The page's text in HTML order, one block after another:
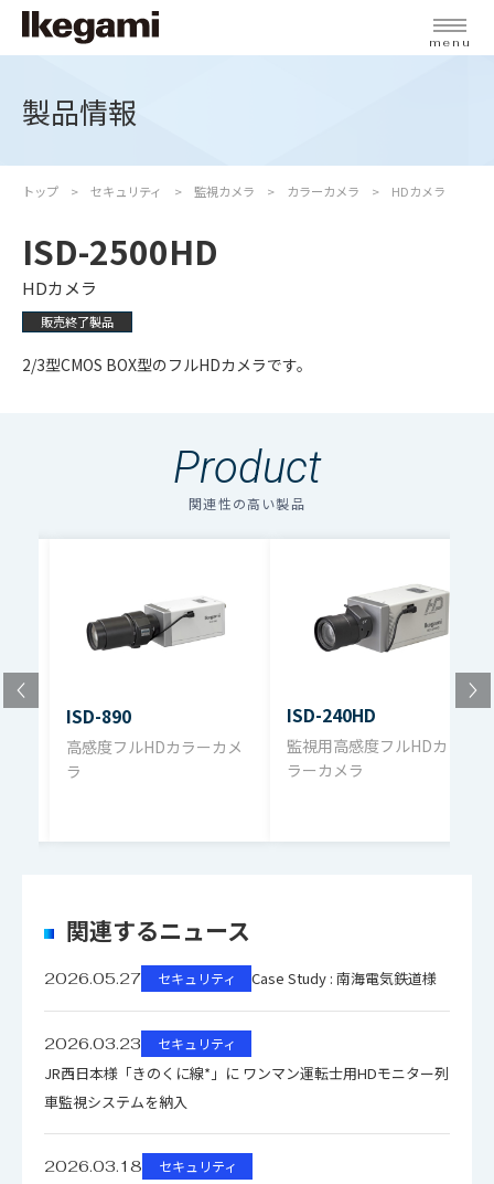
menu
製品情報
トップ セキュリティ 監視カメラ カラーカメラ HDカメラ
ISD-2500HD
HDカメラ
販売終了製品
2/3型CMOS BOX型のフルHDカメラです。
Product
関連性の高い製品
ISD-890
高感度フルHDカラーカメ
ラ
ISD-240HD
監視用高感度フルHDカ
ラーカメラ
関連するニュース
2026.05.27 セキュリティ Case Study : 南海電気鉄道様
2026.03.23 セキュリティ
JR西日本様「きのくに線*」に ワンマン運転士用HDモニター列
車監視システムを納入
2026.03.18 セキュリティ